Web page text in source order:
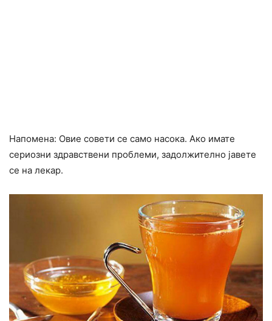
Напомена: Овие совети се само насока. Ако имате
сериозни здравствени проблеми, задолжително јавете
се на лекар.